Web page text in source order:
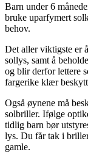
Barn under 6
bruke uparfymert
behov.
Det aller viktigste er
sollys, samt å
og blir derfor lettere
fargerike klær
Også øynene må
solbriller. Ifølge
tidlig barn bør
lys. Du får tak i
gamle.